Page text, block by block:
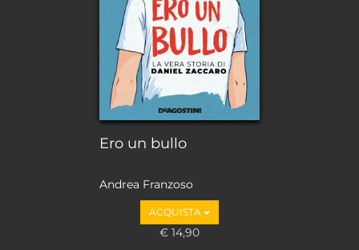
Ero un bullo
Andrea Franzoso
ACQUISTA
€ 14,90